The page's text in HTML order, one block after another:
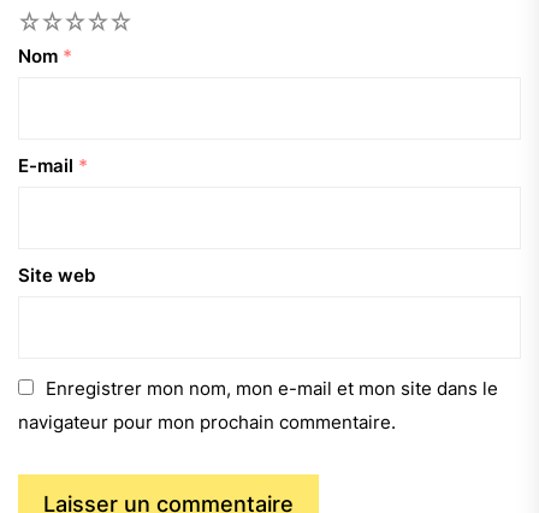
5
4
3
2
Nom *
E-mail *
Site web
Enregistrer mon nom, mon e-mail et mon site dans le
navigateur pour mon prochain commentaire.